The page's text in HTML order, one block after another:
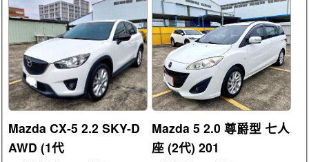
Mazda CX-5 2.2 SKY-D
AWD (1代
Mazda 5 2.0 尊爵型 七人
座 (2代) 201